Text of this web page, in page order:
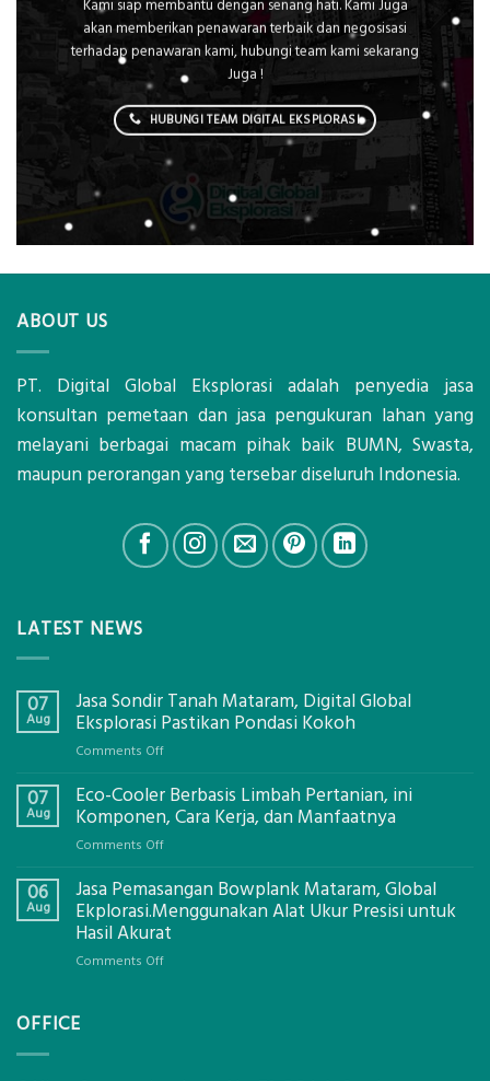
Kami siap membantu dengan senang hati. Kami Juga
akan memberikan penawaran terbaik dan negosisasi
terhadap penawaran kami, hubungi team kami sekarang
Juga !
HUBUNGI TEAM DIGITAL EKSPLORASI
ABOUT US
PT. Digital Global Eksplorasi adalah penyedia jasa
konsultan pemetaan dan jasa pengukuran lahan yang
melayani berbagai macam pihak baik BUMN, Swasta,
maupun perorangan yang tersebar diseluruh Indonesia.
LATEST NEWS
07
Aug
Jasa Sondir Tanah Mataram, Digital Global
Eksplorasi Pastikan Pondasi Kokoh
Comments Offon
Sondir
Tanah
Eksplorasi
Pastikan
Pondasi
Kokoh
07
Aug
Eco-Cooler Berbasis Limbah Pertanian, ini
Komponen, Cara Kerja, dan Manfaatnya
Comments Offon
Cooler
Berbasis
Limbah
06
Aug
Jasa Pemasangan Bowplank Mataram, Global
Ekplorasi.Menggunakan Alat Ukur Presisi untuk
Hasil Akurat
Comments Offon
OFFICE